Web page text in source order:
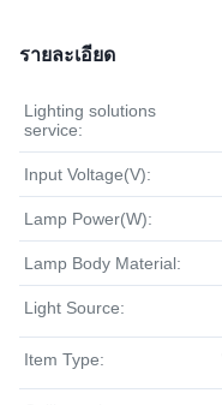
รายละเอียด
Lighting solutions
service:
Input Voltage(V):
Lamp Power(W):
Lamp Body Material:
Light Source:
Item Type: